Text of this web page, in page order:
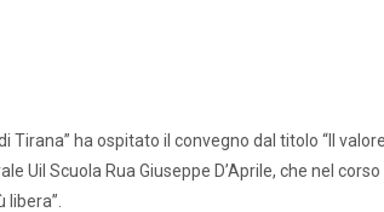
Tirana” ha ospitato il convegno dal titolo “Il
Uil Scuola Rua Giuseppe D’Aprile, che nel